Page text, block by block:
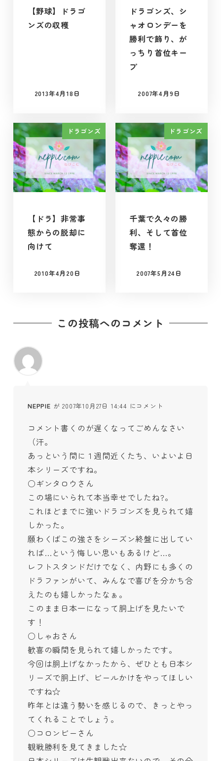
【野球】ドラゴ
ンズの収穫
投稿日
2013年4月18日
ドラゴンズ、シ
ャオロンデーを
勝利で飾り、が
っちり首位キー
プ
投稿日
2007年4月9日
ドラゴンズ
【ドラ】非常事
態からの脱却に
向けて
投稿日
2010年4月20日
ドラゴンズ
千葉で久々の勝
利、そして首位
奪還！
投稿日
2007年5月24日
この投稿へのコメント
NEPPIE が 2007年10月27日 14:44 にコメント
コメント書くのが遅くなってごめんなさい
（汗。
あっという間に１週間近くたち、いよいよ日
本シリーズですね。
○ギンタロウさん
この場にいられて本当幸せでしたね?。
これほどまでに強いドラゴンズを見られて嬉
しかった。
願わくばこの強さをシーズン終盤に出してい
れば…という悔しい思いもあるけど…。
レフトスタンドだけでなく、内野にも多くの
ドラファンがいて、みんなで喜びを分かち合
えたのも嬉しかったなぁ。
このまま日本一になって胴上げを見たいで
す！
○しゃおさん
歓喜の瞬間を見られて嬉しかったです。
今回は胴上げなかったから、ぜひとも日本シ
リーズで胴上げ、ビールかけをやってほしい
ですね☆
昨年とは違う勢いを感じるので、きっとやっ
てくれることでしょう。
○コロンビーさん
観戦勝利を見てきました☆